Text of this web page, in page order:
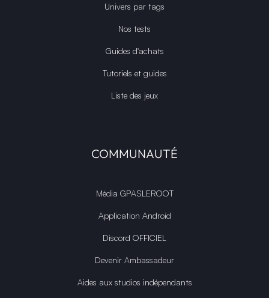
Univers par tags
Nos tests
Guides d'achats
Tutoriels et guides
Liste des jeux
COMMUNAUTÉ
Média GPASLEROOT
Application Android
Discord OFFICIEL
Devenir Ambassadeur
Aides aux studios indépendants